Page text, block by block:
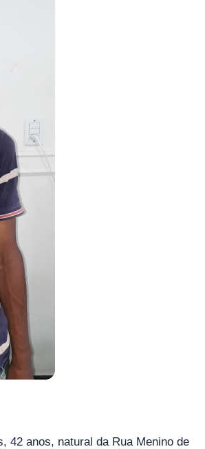
42 anos, natural da Rua Menino de